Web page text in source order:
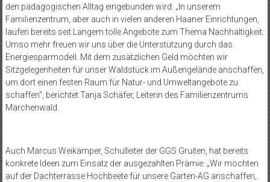
den pädagogischen Alltag eingebunden wird: „In unserem
Familienzentrum, aber auch in vielen anderen Haaner Einrichtungen,
laufen bereits seit Langem tolle Angebote zum Thema Nachhaltigkeit.
Umso mehr freuen wir uns über die Unterstützung durch das
Energiesparmodell. Mit dem zusätzlichen Geld möchten wir
Sitzgelegenheiten für unser Waldstück im Außengelände anschaffen,
um dort einen festen Raum für Natur- und Umweltangebote zu
schaffen“, berichtet Tanja Schäfer, Leiterin des Familienzentrums
Märchenwald.
Auch Marcus Weikämper, Schulleiter der GGS Gruiten, hat bereits
konkrete Ideen zum Einsatz der ausgezahlten Prämie: „Wir möchten
auf der Dachterrasse Hochbeete für unsere Garten-AG anschaffen,